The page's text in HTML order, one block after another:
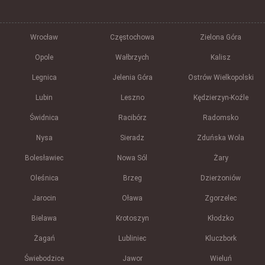
Wrocław Częstochowa Zielona Góra
Opole Wałbrzych Kalisz
Legnica Jelenia Góra Ostrów Wielkopolski
Lubin Leszno Kędzierzyn-Koźle
Świdnica Racibórz Radomsko
Nysa Sieradz Zduńska Wola
Bolesławiec Nowa Sól Żary
Oleśnica Brzeg Dzierżoniów
Jarocin Oława Zgorzelec
Bielawa Krotoszyn Kłodzko
Żagań Lubliniec Kluczbork
Świebodzice Jawor Wieluń